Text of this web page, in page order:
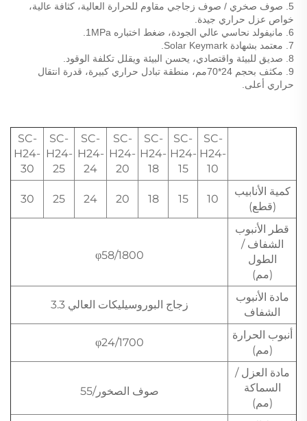
5.
خواص عزل حراري جيدة.
6. مانيفولد نحاسي عالي الجودة، ضغط اختباره 1MPa.
7. معتمد بشهادة Solar Keymark.
8. صديق للبيئة واقتصادي، يحسن البيئة ويقلل تكلفة الوقود.
حراري أعلى.
SC-
H24-
10
SC-
H24-
15
SC-
H24-
18
SC-
H24-
20
SC-
H24-
24
SC-
H24-
25
SC-
H24-
30
كمية الأنابيب
(قطع)
10
15
18
20
24
25
30
قطر الأنبوب
الشفاف /
الطول
(مم)
φ58/1800
مادة الأنبوب
الشفاف
زجاج البوروسيليكات العالي 3.3
أنبوب الحرارة
(مم)
φ24/1700
مادة العزل /
السماكة
(مم)
صوف الصخور/55